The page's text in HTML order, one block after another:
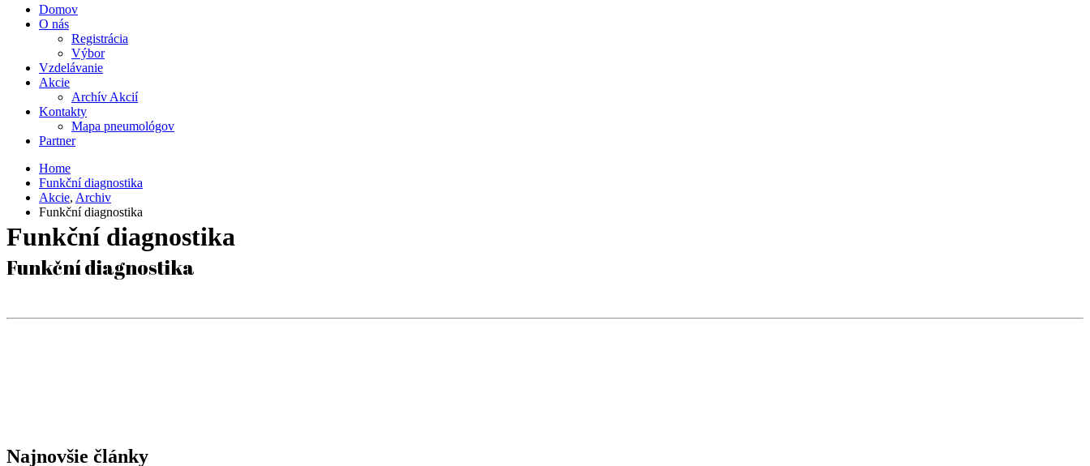
Domov
O nás
Registrácia
Výbor
Vzdelávanie
Akcie
Archív Akcií
Kontakty
Mapa pneumológov
Partner
Home
Funkční diagnostika
Akcie, Archiv
Funkční diagnostika
Funkční diagnostika
Funkční diagnostika
Najnovšie články